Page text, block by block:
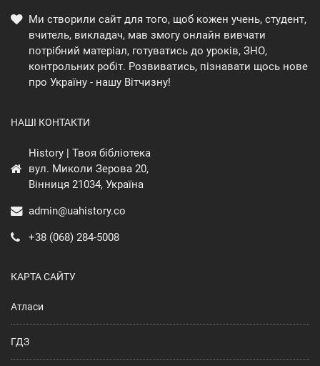
Ми створили сайт для того, щоб кожен учень, студент,
вчитель, викладач, мав змогу онлайн вивчати
потрібний матеріал, готуватись до уроків, ЗНО,
контрольних робіт. Розвиватись, пізнавати щось нове
про Україну - нашу Вітчизну!
НАШІ КОНТАКТИ
History | Твоя бібліотека
вул. Миколи Зерова 20,
Вінниця 21034, Україна
admin@uahistory.co
+38 (068) 284-5008
КАРТА САЙТУ
Атласи
ГДЗ